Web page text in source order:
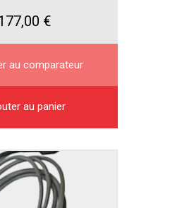
€
au comparateur
au panier